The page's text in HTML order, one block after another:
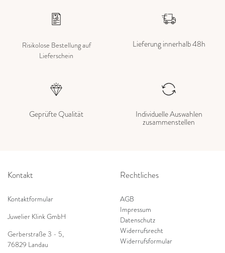
Risikolose Bestellung auf
Lieferschein
Lieferung innerhalb 48h
Geprüfte Qualität Individuelle Auswahlen
zusammenstellen
Kontakt
Kontaktformular
Juwelier Klink GmbH
Gerberstraße 3 - 5,
76829 Landau
Rechtliches
AGB
Impressum
Datenschutz
Widerrufsrecht
Widerrufsformular